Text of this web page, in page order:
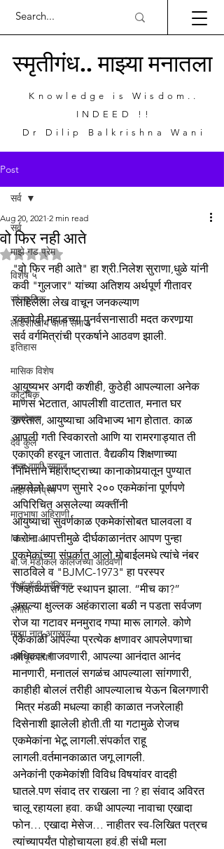
स्मृतीगंध.. माझ्या मनातला
Knowledge is Wisdom..
INDEED !!
Dr Dilip Balkrishna Wani
Post
सर्व
माझे गड प्रेम
विशेष ५
सांस्कृतिक
लाडशाखीय वाणी समाज
इतिहास
मासिक विशेष
कौटुंबिक
कुलदेवता
देव कुल
अन्य वाणी समाज
माझे सिनेप्रेम
मातृभाषा अहिराणी
Medical
बी.जे.मेडीकल काॅलेजच्या आठवणी
पॅथाॅलाॅजी प्रॅक्टिस
संगीत
माझा नातू अगस्त्य
मणिपूर संघर्ष
सर्व
वो फिर नही आते
Aug 20, 2021 2 min read
Rated NaN out of 5 stars.
"वो फिर नही आते" हा श्री.निलेश सुराणा,धुळे यांनी
कवी "गुलजार" यांच्या अतिशय अर्थपूर्ण गीतावर
लिहिलेला लेख वाचून जनकल्याण
रक्तपेढी,महाडच्या पुनर्वसनासाठी मदत करणार्‍या
सर्व वर्गमित्रांची प्रकर्षाने आठवण झाली.
आयुष्यभर अगदी कशीही, कुठेही आपल्याला अनेक
माणसं भेटतात, आपलीशी वाटतात, मनात घर
करतात, आयुष्याचा अविभाज्य भाग होतात. काळ
आपली गती स्विकारतो आणि या रामरगाड्यात ती
एकाएकी हरवून जातात. वैद्यकीय शिक्षणाच्या
निमित्ताने महाराष्ट्राच्या कानाकोपर्‍यातून पुण्यात
जमलेलो आपण सुमारे २०० एकमेकांना पूर्णपणे
अपिरिचित असलेल्या व्यक्तींनी
आयुष्याचा सुवर्णकाळ एकमेकांसोबत घालवला व
करोना आपत्तीमुळे दीर्घकाळानंतर आपण पुन्हा
एकमेकांच्या संपर्कात आलो.मोबाईलमधे त्यांचे नंबर
साठविले व "BJMC-1973" हा परस्पर
जिव्हाळ्याचा गट स्थापन झाला. “मीच का?”
असल्या क्षुल्लक अहंकाराला बळी न पडता सर्वजण
रोज या गटावर मनमुराद गप्पा मारू लागले. कोणे
ऐकेकाळी आपल्या प्रत्येक क्षणावर आपलेपणाचा
अधिकार गाजवणारी, आपल्या आनंदात आनंद
मानणारी, मनातलं सगळंच आपल्याला सांगणारी,
काहीही बोललं तरीही आपल्यालाच येऊन बिलगणारी
मित्र मंडळी मधल्या काही काळात नजरेलाही
दिसेनाशी झालेली होती.ती या गटामुळे रोजच
एकमेकांना भेटू लागली.संपर्कात राहू
लागली.वर्तमानकाळात जगू लागली.
अनेकांनी एकमेकांशी विविध विषयांवर वादही
घातले.पण संवाद तर राखला ना ? हा संवाद अविरत
चालू रहायला हवा. कधी आपल्या नावाचा एखादा
फोन… एखादा मेसेज… नाहीतर स्व-लिखित पत्रच
त्यांच्यापर्यंत पोहोचायला हवं.ही संधी मला